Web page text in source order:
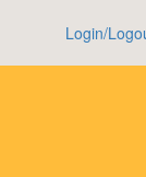
Login/